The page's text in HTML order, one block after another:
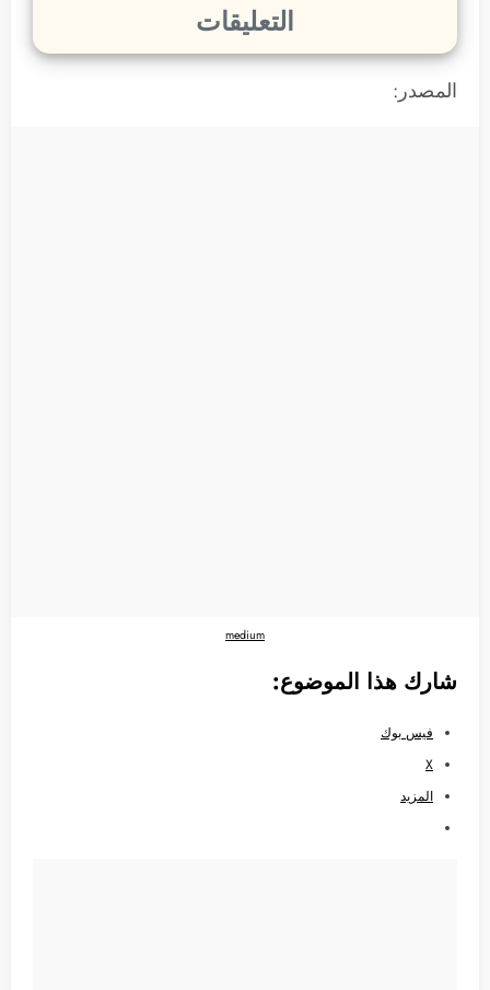
التعليقات
المصدر:
medium
شارك هذا الموضوع:
فيس بوك
X
المزيد